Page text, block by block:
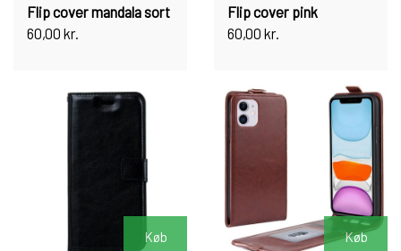
Flip cover mandala sort
60,00 kr.
Flip cover pink
60,00 kr.
Køb Køb